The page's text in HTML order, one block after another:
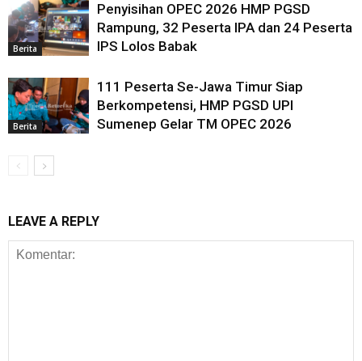
Berita
Penyisihan OPEC 2026 HMP PGSD
Rampung, 32 Peserta IPA dan 24 Peserta
IPS Lolos Babak
Berita
111 Peserta Se-Jawa Timur Siap
Berkompetensi, HMP PGSD UPI
Sumenep Gelar TM OPEC 2026
LEAVE A REPLY